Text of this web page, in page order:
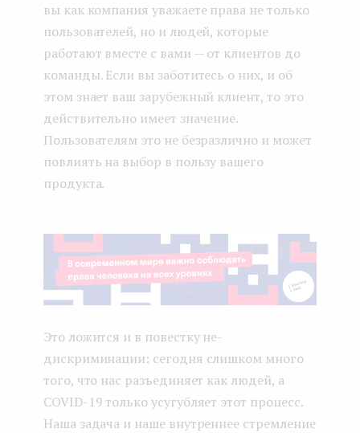
вы как компания уважаете права не только
пользователей, но и людей, которые
работают вместе с вами — от клиентов до
команды. Если вы заботитесь о них, и об
этом знает ваш зарубежный клиент, то это
действительно имеет значение.
Пользователям это не безразлично и может
повлиять на выбор в пользу вашего
продукта.
Это ложится и в повестку не-
дискриминации: сегодня слишком много
того, что нас разъединяет как людей, а
COVID-19 только усугубляет этот процесс.
Наша задача и наше внутреннее стремление